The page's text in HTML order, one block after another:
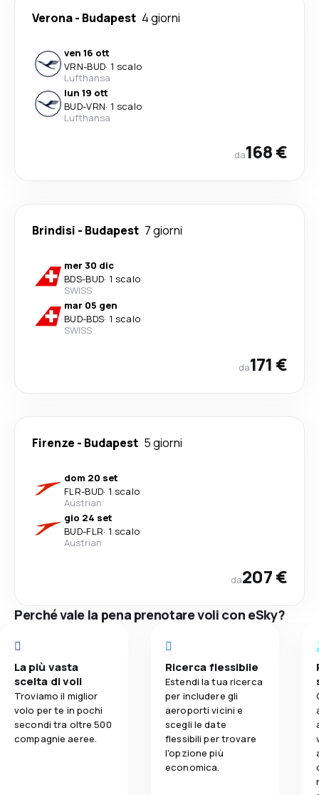
Verona- Budapest 4 giorni
ven 16 ott
VRN-BUD· 1 scalo
Lufthansa
lun 19 ott
BUD-VRN· 1 scalo
Lufthansa
da168 €
Brindisi - Budapest 7 giorni
mer 30 dic
BDS-BUD· 1 scalo
SWISS
mar 05 gen
BUD-BDS· 1 scalo
SWISS
da171 €
Firenze - Budapest 5 giorni
dom 20 set
FLR-BUD· 1 scalo
Austrian
gio 24 set
BUD-FLR· 1 scalo
Austrian
da207 €
Perché vale la pena prenotare voli con eSky?
La più vasta
scelta di voli
Troviamo il miglior
volo per te in pochi
secondi tra oltre 500
compagnie aeree.
Ricerca flessibile
Estendi la tua ricerca
per includere gli
aeroporti vicini e
scegli le date
flessibili per trovare
l'opzione più
economica.